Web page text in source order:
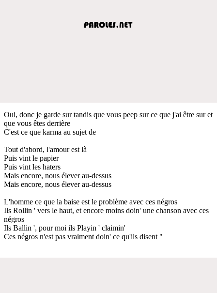
Oui, donc je garde sur tandis que vous peep sur ce que j'ai être sur et
que vous êtes derrière
C'est ce que karma au sujet de
Tout d'abord, l'amour est là
Puis vint le papier
Puis vint les haters
Mais encore, nous élever au-dessus
Mais encore, nous élever au-dessus
L'homme ce que la baise est le problème avec ces négros
Ils Rollin ' vers le haut, et encore moins doin' une chanson avec ces
négros
Ils Ballin ', pour moi ils Playin ' claimin'
Ces négros n'est pas vraiment doin' ce qu'ils disent "